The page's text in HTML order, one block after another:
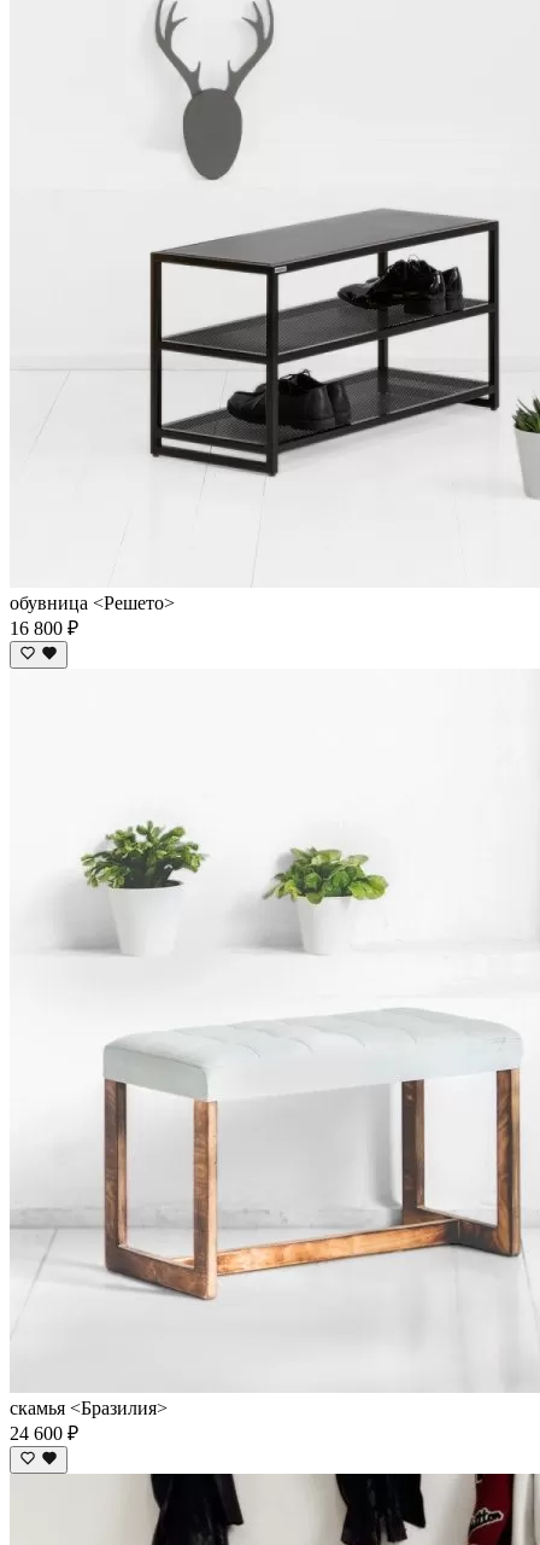
обувница <Решето>
16 800 ₽
скамья <Бразилия>
24 600 ₽